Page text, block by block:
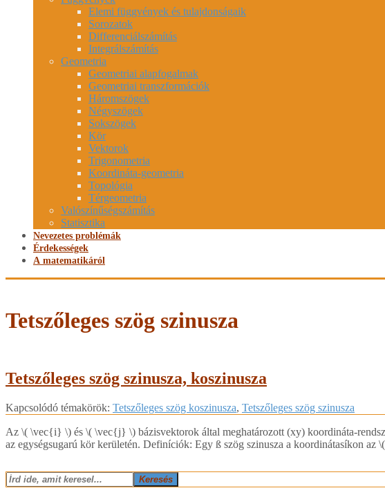
Elemi függvények és tulajdonságaik
Sorozatok
Differenciálszámítás
Integrálszámítás
Geometria
Geometriai alapfogalmak
Geometriai transzformációk
Háromszögek
Négyszögek
Sokszögek
Kör
Vektorok
Trigonometria
Koordináta-geometria
Topológia
Térgeometria
Valószínűségszámítás
Statisztika
Nevezetes problémák
Érdekességek
A matematikáról
Tetszőleges szög szinusza
Tetszőleges szög szinusza, koszinusza
2018-
16
Kapcsolódó témakörök: Tetszőleges szög koszinusza, Tetszőleges szög szinusza
Az ​\( \vec{i} \) és ​\( \vec{j} \) bázisvektorok által meghatározott (xy) koordináta-
az egységsugarú kör kerületén. Definíciók: Egy ß szög szinusza a koordinátasíkon
Keresés